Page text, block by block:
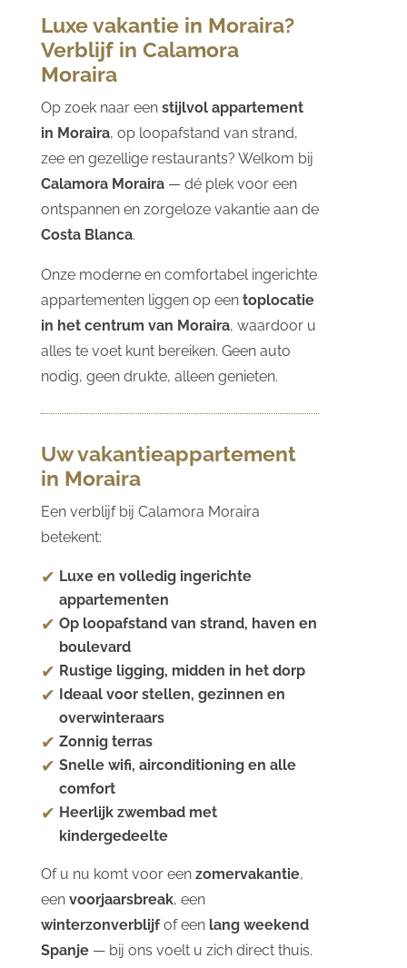
Luxe vakantie in Moraira?
Verblijf in Calamora
Moraira
Op zoek naar een stijlvol appartement
in Moraira, op loopafstand van strand,
zee en gezellige restaurants? Welkom bij
Calamora Moraira— dé plek voor een
ontspannen en zorgeloze vakantie aan de
Costa Blanca.
Onze moderne en comfortabel ingerichte
appartementen liggen op een toplocatie
in het centrum van Moraira, waardoor u
alles te voet kunt bereiken. Geen auto
nodig, geen drukte, alleen genieten.
Uw vakantieappartement
in Moraira
Een verblijf bij Calamora Moraira
betekent:
Luxe en volledig ingerichte
appartementen
Op loopafstand van strand, haven en
boulevard
Rustige ligging, midden in het dorp
Ideaal voor stellen, gezinnen en
overwinteraars
Zonnig terras
Snelle wifi, airconditioning en alle
comfort
Heerlijk zwembad met
kindergedeelte
Of u nu komt voor een zomervakantie,
een voorjaarsbreak, een
winterzonverblijfof een lang weekend
Spanje— bij ons voelt u zich direct thuis.